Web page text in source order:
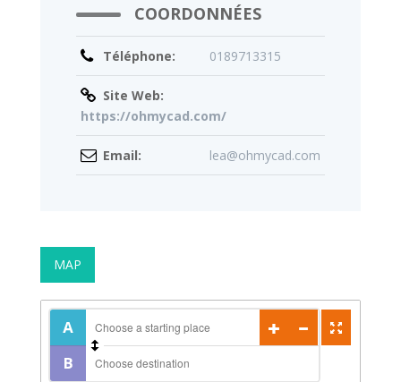
COORDONNÉES
Téléphone: 0189713315
Site Web:
https://ohmycad.com/
Email: lea@ohmycad.com
MAP